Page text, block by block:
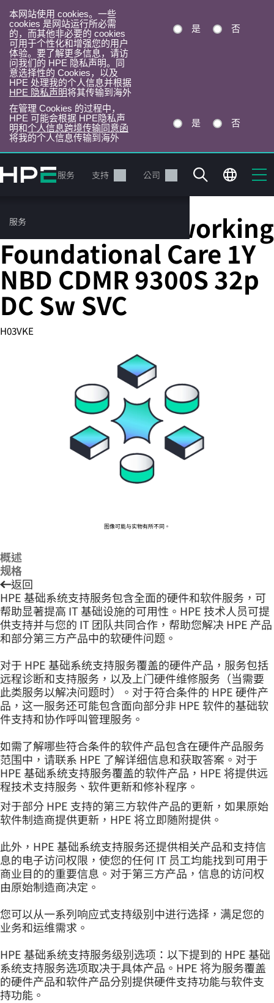
本网站使用 cookies。一些
cookies 是网站运行所必需
的，而其他非必要的 cookies
可用于个性化和增强您的用户
体验。要了解更多信息，请访
问我们的 HPE 隐私声明。同
意选择性的 Cookies，以及
HPE 处理我的个人信息并根据
HPE 隐私声明将其传输到海外
是 否
在管理 Cookies 的过程中，
HPE 可能会根据 HPE隐私声
明和个人信息跨境传输同意函
将我的个人信息传输到海外
是 否
转
到
目
录
产品 服务 支持 公司
服务
前往 HPE 商店浏览、配置和订购。
立即购买
HPE Aruba Networking
Foundational Care 1Y
NBD CDMR 9300S 32p
DC Sw SVC
H03VKE
图像可能与实物有所不同。
概述
规格
返回
HPE 基础系统支持服务包含全面的硬件和软件服务，可
帮助显著提高 IT 基础设施的可用性。HPE 技术人员可提
供支持并与您的 IT 团队共同合作，帮助您解决 HPE 产品
和部分第三方产品中的软硬件问题。
对于 HPE 基础系统支持服务覆盖的硬件产品，服务包括
远程诊断和支持服务，以及上门硬件维修服务（当需要
此类服务以解决问题时）。对于符合条件的 HPE 硬件产
品，这一服务还可能包含面向部分非 HPE 软件的基础软
件支持和协作呼叫管理服务。
如需了解哪些符合条件的软件产品包含在硬件产品服务
范围中，请联系 HPE 了解详细信息和获取答案。对于
HPE 基础系统支持服务覆盖的软件产品，HPE 将提供远
程技术支持服务、软件更新和修补程序。
对于部分 HPE 支持的第三方软件产品的更新，如果原始
软件制造商提供更新，HPE 将立即随附提供。
此外，HPE 基础系统支持服务还提供相关产品和支持信
息的电子访问权限，使您的任何 IT 员工均能找到可用于
商业目的的重要信息。对于第三方产品，信息的访问权
由原始制造商决定。
您可以从一系列响应式支持级别中进行选择，满足您的
业务和运维需求。
HPE 基础系统支持服务级别选项：以下提到的 HPE 基础
系统支持服务选项取决于具体产品。HPE 将为服务覆盖
的硬件产品和软件产品分别提供硬件支持功能与软件支
持功能。